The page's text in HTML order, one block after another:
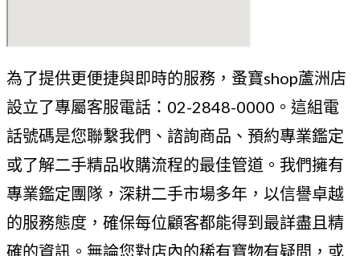
為了提供更便捷與即時的服務，蚤寶shop蘆洲店
設立了專屬客服電話：02-2848-0000。這組電
話號碼是您聯繫我們、諮詢商品、預約專業鑑定
或了解二手精品收購流程的最佳管道。我們擁有
專業鑑定團隊，深耕二手市場多年，以信譽卓越
的服務態度，確保每位顧客都能得到最詳盡且精
確的資訊。無論您對店內的稀有寶物有疑問，或